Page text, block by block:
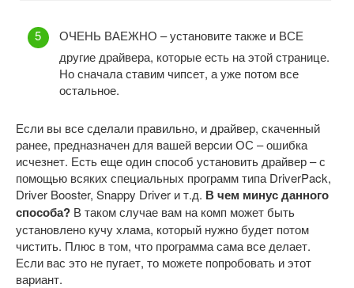
ОЧЕНЬ ВАЕЖНО – установите также и ВСЕ
другие драйвера, которые есть на этой странице.
Но сначала ставим чипсет, а уже потом все
остальное.
Если вы все сделали правильно, и драйвер, скаченный
ранее, предназначен для вашей версии ОС – ошибка
исчезнет. Есть еще один способ установить драйвер – с
помощью всяких специальных программ типа DriverPack,
Driver Booster, Snappy Driver и т.д. В чем минус данного
способа? В таком случае вам на комп может быть
установлено кучу хлама, который нужно будет потом
чистить. Плюс в том, что программа сама все делает.
Если вас это не пугает, то можете попробовать и этот
вариант.